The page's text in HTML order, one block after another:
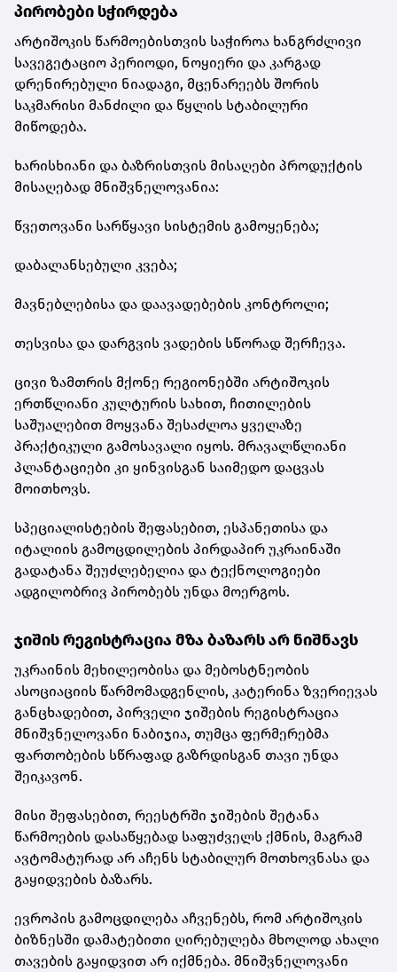
პირობები სჭირდება
არტიშოკის წარმოებისთვის საჭიროა ხანგრძლივი
სავეგეტაციო პერიოდი, ნოყიერი და კარგად
დრენირებული ნიადაგი, მცენარეებს შორის
საკმარისი მანძილი და წყლის სტაბილური
მიწოდება.
ხარისხიანი და ბაზრისთვის მისაღები პროდუქტის
მისაღებად მნიშვნელოვანია:
წვეთოვანი სარწყავი სისტემის გამოყენება;
დაბალანსებული კვება;
მავნებლებისა და დაავადებების კონტროლი;
თესვისა და დარგვის ვადების სწორად შერჩევა.
ცივი ზამთრის მქონე რეგიონებში არტიშოკის
ერთწლიანი კულტურის სახით, ჩითილების
საშუალებით მოყვანა შესაძლოა ყველაზე
პრაქტიკული გამოსავალი იყოს. მრავალწლიანი
პლანტაციები კი ყინვისგან საიმედო დაცვას
მოითხოვს.
სპეციალისტების შეფასებით, ესპანეთისა და
იტალიის გამოცდილების პირდაპირ უკრაინაში
გადატანა შეუძლებელია და ტექნოლოგიები
ადგილობრივ პირობებს უნდა მოერგოს.
ჯიშის რეგისტრაცია მზა ბაზარს არ ნიშნავს
უკრაინის მეხილეობისა და მებოსტნეობის
ასოციაციის წარმომადგენლის, კატერინა ზვერიევას
განცხადებით, პირველი ჯიშების რეგისტრაცია
მნიშვნელოვანი ნაბიჯია, თუმცა ფერმერებმა
ფართობების სწრაფად გაზრდისგან თავი უნდა
შეიკავონ.
მისი შეფასებით, რეესტრში ჯიშების შეტანა
წარმოების დასაწყებად საფუძველს ქმნის, მაგრამ
ავტომატურად არ აჩენს სტაბილურ მოთხოვნასა და
გაყიდვების ბაზარს.
ევროპის გამოცდილება აჩვენებს, რომ არტიშოკის
ბიზნესში დამატებითი ღირებულება მხოლოდ ახალი
თავების გაყიდვით არ იქმნება. მნიშვნელოვანი